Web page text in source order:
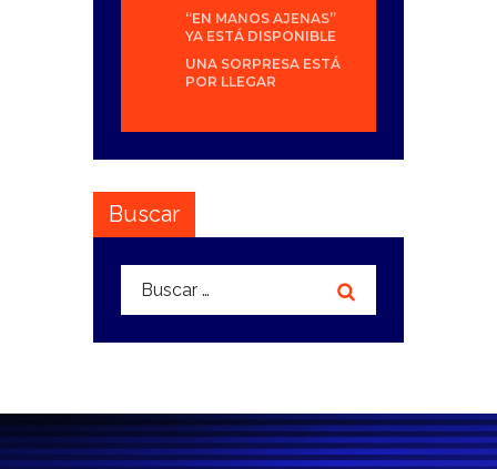
“EN MANOS AJENAS”
YA ESTÁ DISPONIBLE
UNA SORPRESA ESTÁ
POR LLEGAR
Buscar
Buscar: